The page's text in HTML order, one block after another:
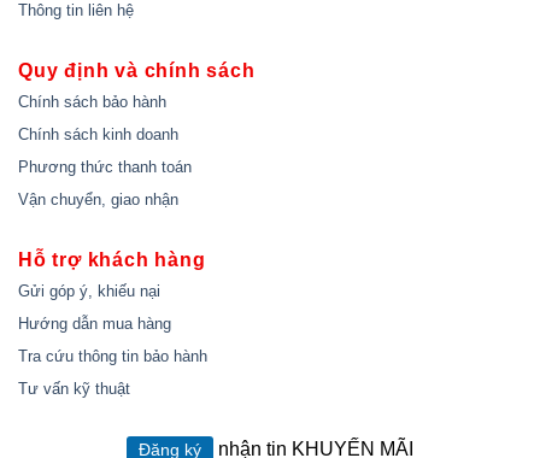
Thông tin liên hệ
Quy định và chính sách
Chính sách bảo hành
Chính sách kinh doanh
Phương thức thanh toán
Vận chuyển, giao nhận
Hỗ trợ khách hàng
Gửi góp ý, khiếu nại
Hướng dẫn mua hàng
Tra cứu thông tin bảo hành
Tư vấn kỹ thuật
Đăng ký nhận tin KHUYẾN MÃI